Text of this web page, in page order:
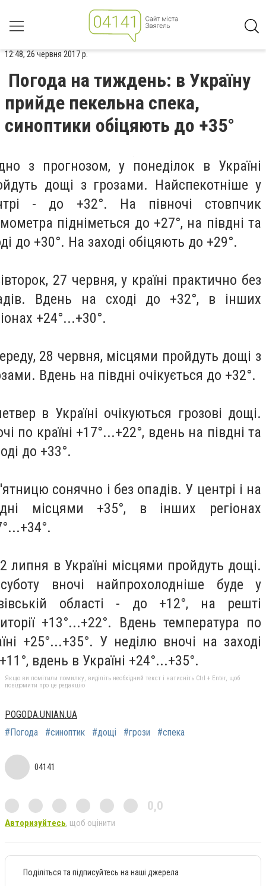
12:48, 26 червня 2017 р.
Погода на тиждень: в Україну
прийде пекельна спека,
синоптики обіцяють до +35°
з прогнозом, у понеділок в Україні
дощі з грозами. Найспекотніше у
- до +32°. На півночі стовпчик
підніметься до +27°, на півдні та
до +30°. На заході обіцяють до +29°.
27 червня, у країні практично без
Вдень на сході до +32°, в інших
+24°...+30°.
28 червня, місцями пройдуть дощі з
Вдень на півдні очікується до +32°.
в Україні очікуються грозові дощі.
по країні +17°...+22°, вдень на півдні та
до +33°.
сонячно і без опадів. У центрі і на
місцями +35°, в інших регіонах
липня в Україні місцями пройдуть дощі.
вночі найпрохолодніше буде у
області - до +12°, на решті
+13°...+22°. Вдень температура по
+25°...+35°. У неділю вночі на заході
вдень в Україні +24°...+35°.
Якщо ви помітили помилку, виділіть необхідний текст і натисніть Ctrl + Enter, щоб
повідомити про це редакцію
POGODA.UNIAN.UA
#Погода
#синоптик #дощі #грози #спека
04141
0,0
Авторизуйтесь, щоб оцінити
Поділіться та підписуйтесь на наші джерела